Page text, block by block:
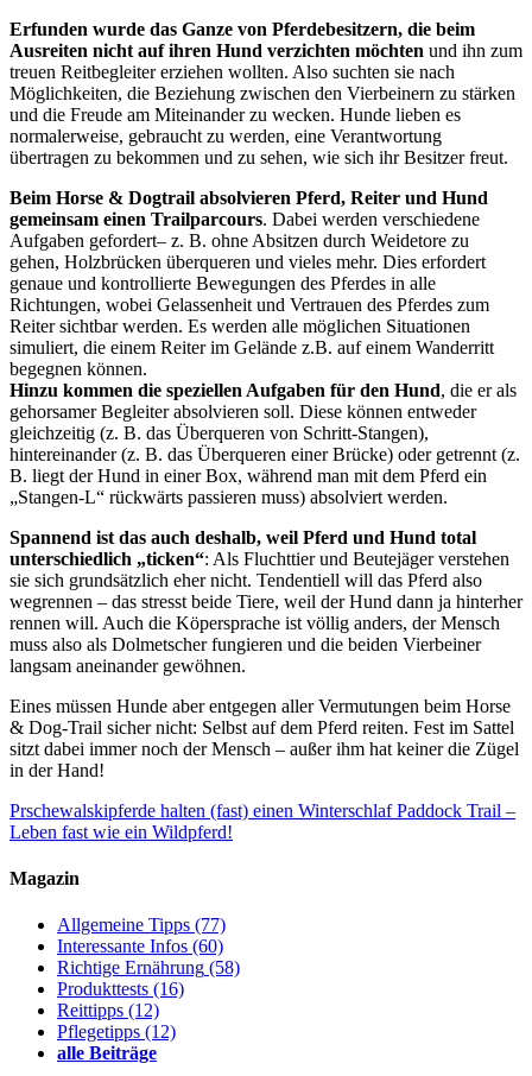
Erfunden wurde das Ganze von Pferdebesitzern, die beim
Ausreiten nicht auf ihren Hund verzichten möchten und ihn zum
treuen Reitbegleiter erziehen wollten. Also suchten sie nach
Möglichkeiten, die Beziehung zwischen den Vierbeinern zu stärken
und die Freude am Miteinander zu wecken. Hunde lieben es
normalerweise, gebraucht zu werden, eine Verantwortung
übertragen zu bekommen und zu sehen, wie sich ihr Besitzer freut.
Beim Horse & Dogtrail absolvieren Pferd, Reiter und Hund
gemeinsam einen Trailparcours. Dabei werden verschiedene
Aufgaben gefordert– z. B. ohne Absitzen durch Weidetore zu
gehen, Holzbrücken überqueren und vieles mehr. Dies erfordert
genaue und kontrollierte Bewegungen des Pferdes in alle
Richtungen, wobei Gelassenheit und Vertrauen des Pferdes zum
Reiter sichtbar werden. Es werden alle möglichen Situationen
simuliert, die einem Reiter im Gelände z.B. auf einem Wanderritt
begegnen können.
Hinzu kommen die speziellen Aufgaben für den Hund, die er als
gehorsamer Begleiter absolvieren soll. Diese können entweder
gleichzeitig (z. B. das Überqueren von Schritt-Stangen),
hintereinander (z. B. das Überqueren einer Brücke) oder getrennt (z.
B. liegt der Hund in einer Box, während man mit dem Pferd ein
„Stangen-L“ rückwärts passieren muss) absolviert werden.
Spannend ist das auch deshalb, weil Pferd und Hund total
unterschiedlich „ticken“: Als Fluchttier und Beutejäger verstehen
sie sich grundsätzlich eher nicht. Tendentiell will das Pferd also
wegrennen – das stresst beide Tiere, weil der Hund dann ja hinterher
rennen will. Auch die Köpersprache ist völlig anders, der Mensch
muss also als Dolmetscher fungieren und die beiden Vierbeiner
langsam aneinander gewöhnen.
Eines müssen Hunde aber entgegen aller Vermutungen beim Horse
& Dog-Trail sicher nicht: Selbst auf dem Pferd reiten. Fest im Sattel
sitzt dabei immer noch der Mensch – außer ihm hat keiner die Zügel
in der Hand!
Prschewalskipferde halten (fast) einen Winterschlaf Paddock Trail –
Leben fast wie ein Wildpferd!
Magazin
Allgemeine Tipps (77)
Interessante Infos (60)
Richtige Ernährung (58)
Produkttests (16)
Reittipps (12)
Pflegetipps (12)
alle Beiträge